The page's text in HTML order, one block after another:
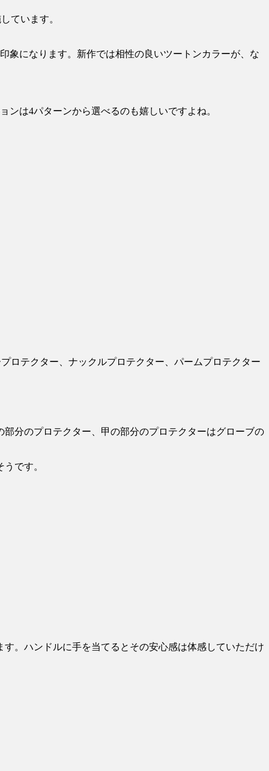
ています。
象になります。新作では相性の良いツートンカラーが、な
は4パターンから選べるのも嬉しいですよね。
ロテクター、ナックルプロテクター、パームプロテクター
分のプロテクター、甲の部分のプロテクターはグローブの
です。
。ハンドルに手を当てるとその安心感は体感していただけ